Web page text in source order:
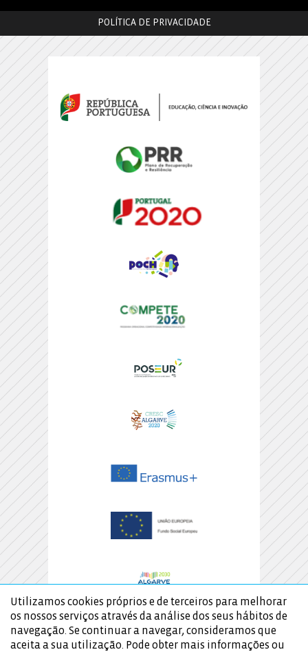
POLÍTICA DE PRIVACIDADE
Utilizamos cookies próprios e de terceiros para melhorar
os nossos serviços através da análise dos seus hábitos de
navegação. Se continuar a navegar, consideramos que
aceita a sua utilização. Pode obter mais informações ou